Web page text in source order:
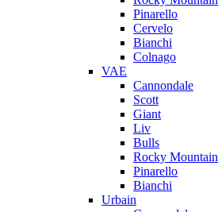
Pinarello
Cervelo
Bianchi
Colnago
VAE
Cannondale
Scott
Giant
Liv
Bulls
Rocky Mountain
Pinarello
Bianchi
Urbain